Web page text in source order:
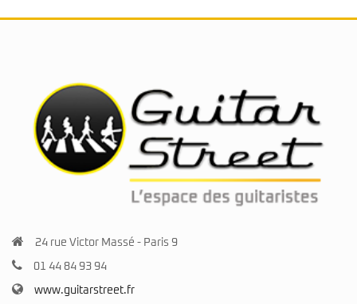
24 rue Victor Massé - Paris 9
01 44 84 93 94
www.guitarstreet.fr